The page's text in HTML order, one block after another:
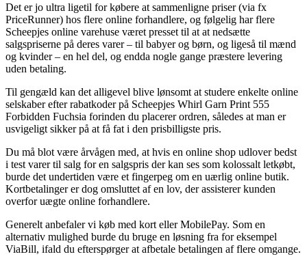
Det er jo ultra ligetil for købere at sammenligne priser (via fx
PriceRunner) hos flere online forhandlere, og følgelig har flere
Scheepjes online varehuse været presset til at at nedsætte
salgspriserne på deres varer – til babyer og børn, og ligeså til mænd
og kvinder – en hel del, og endda nogle gange præstere levering
uden betaling.
Til gengæld kan det alligevel blive lønsomt at studere enkelte online
selskaber efter rabatkoder på Scheepjes Whirl Garn Print 555
Forbidden Fuchsia forinden du placerer ordren, således at man er
usvigeligt sikker på at få fat i den prisbilligste pris.
Du må blot være årvågen med, at hvis en online shop udlover bedst
i test varer til salg for en salgspris der kan ses som kolossalt letkøbt,
burde det undertiden være et fingerpeg om en uærlig online butik.
Kortbetalinger er dog omsluttet af en lov, der assisterer kunden
overfor uægte online forhandlere.
Generelt anbefaler vi køb med kort eller MobilePay. Som en
alternativ mulighed burde du bruge en løsning fra for eksempel
ViaBill, ifald du efterspørger at afbetale betalingen af flere omgange.